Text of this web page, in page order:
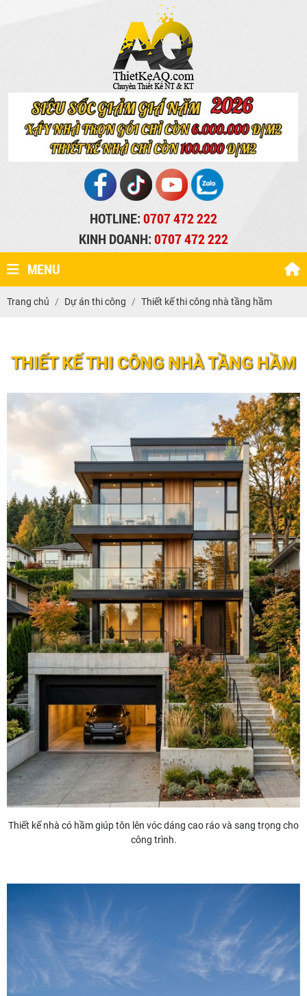
HOTLINE:0707 472 222
KINH DOANH:0707 472 222
MENU
Trang chủ Dự án thi công Thiết kế thi công nhà tầng hầm
THIẾT KẾ THI CÔNG NHÀ TẦNG HẦM
Thiết kế nhà có hầm giúp tôn lên vóc dáng cao ráo và sang trọng cho
công trình.